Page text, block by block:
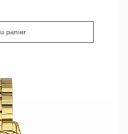
panier